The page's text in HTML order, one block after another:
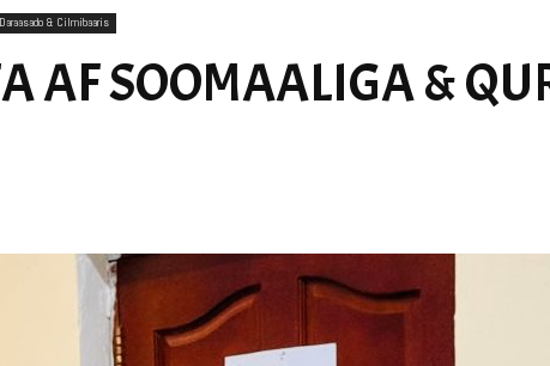
Daraasado & Cilmibaaris
AF SOOMAALIGA &